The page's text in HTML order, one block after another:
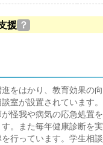
援 ？
をはかり、教育効果の
室が設置されています。
怪我や病気の応急処置
。また毎年健康診断を
行っています。学生相